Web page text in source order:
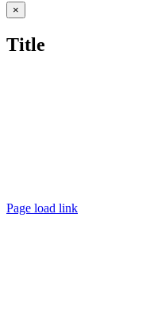
Zatvoriť
rýchle
produktu
×
Title
Page load link